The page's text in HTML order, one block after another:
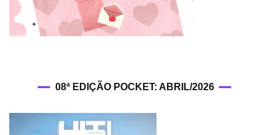
08ª EDIÇÃO POCKET: ABRIL/2026